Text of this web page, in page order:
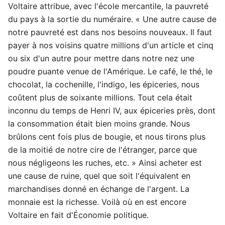
Voltaire attribue, avec l'école mercantile, la pauvreté
du pays à la sortie du numéraire. « Une autre cause de
notre pauvreté est dans nos besoins nouveaux. Il faut
payer à nos voisins quatre millions d'un article et cinq
ou six d'un autre pour mettre dans notre nez une
poudre puante venue de l'Amérique. Le café, le thé, le
chocolat, la cochenille, l'indigo, les épiceries, nous
coûtent plus de soixante millions. Tout cela était
inconnu du temps de Henri IV, aux épiceries près, dont
la consommation était bien moins grande. Nous
brûlons cent fois plus de bougie, et nous tirons plus
de la moitié de notre cire de l'étranger, parce que
nous négligeons les ruches, etc. » Ainsi acheter est
une cause de ruine, quel que soit l'équivalent en
marchandises donné en échange de l'argent. La
monnaie est la richesse. Voilà où en est encore
Voltaire en fait d'Économie politique.